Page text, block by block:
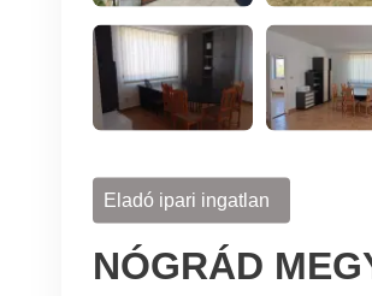
Eladó ipari ingatlan
NÓGRÁD